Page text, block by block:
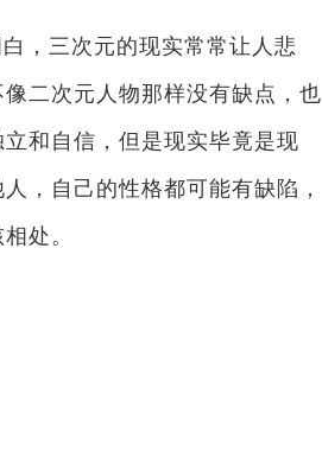
，三次元的现实常常让人悲
二次元人物那样没有缺点，也
和自信，但是现实毕竟是现
，自己的性格都可能有缺陷，
处。